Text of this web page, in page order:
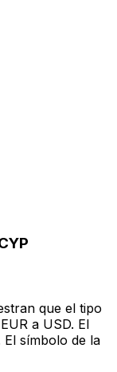
que el tipo
a USD. El
El símbolo de la